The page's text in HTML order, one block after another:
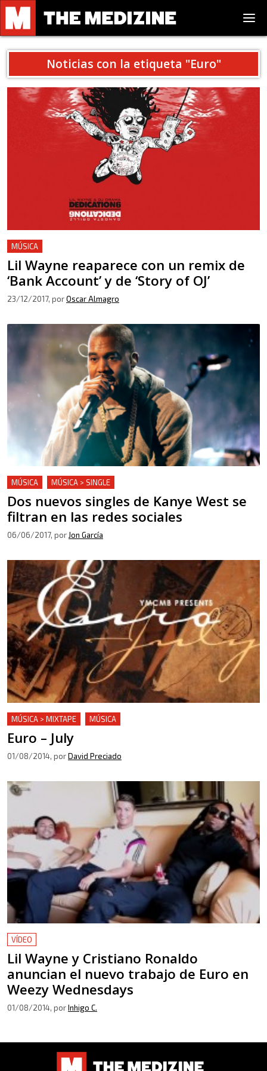
Noticias con la etiqueta "Euro"
MÚSICA
Lil Wayne reaparece con un remix de
‘Bank Account’ y de ‘Story of OJ’
23/12/2017, porOscar Almagro
MÚSICA MÚSICA > SINGLE
Dos nuevos singles de Kanye West se
filtran en las redes sociales
06/06/2017, por Jon García
MÚSICA > MIXTAPE MÚSICA
Euro – July
01/08/2014, porDavid Preciado
VÍDEO
Lil Wayne y Cristiano Ronaldo
anuncian el nuevo trabajo de Euro en
Weezy Wednesdays
01/08/2014, porInhigo C.